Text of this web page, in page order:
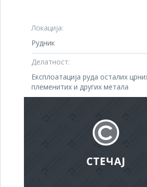
Локација:
Рудник
Делатност:
Експлоатација руда осталих
племенитих и других метала